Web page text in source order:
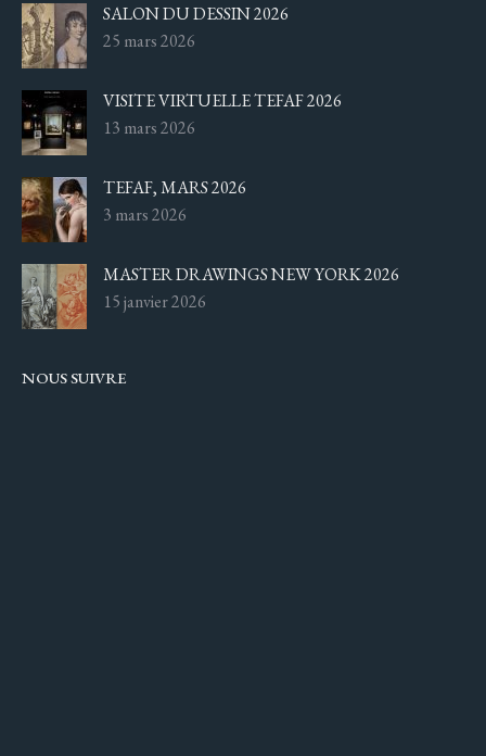
SALON DU DESSIN 2026
25 mars 2026
VISITE VIRTUELLE TEFAF 2026
13 mars 2026
TEFAF, MARS 2026
3 mars 2026
MASTER DRAWINGS NEW YORK 2026
15 janvier 2026
NOUS SUIVRE